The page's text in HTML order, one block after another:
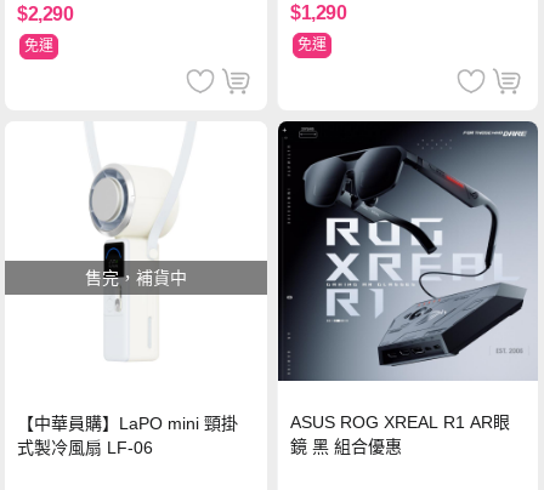
$2,290
免運
$1,290
免運
售完，補貨中
【中華員購】LaPO mini 頸掛
式製冷風扇 LF-06
ASUS ROG XREAL R1 AR眼
鏡 黑 組合優惠